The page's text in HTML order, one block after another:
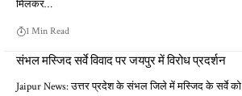
मिलकर…
1 Min Read
संभल मस्जिद सर्वे विवाद पर जयपुर में विरोध प्रदर्शन
Jaipur News: उत्तर प्रदेश के संभल जिले में मस्जिद के सर्वे को